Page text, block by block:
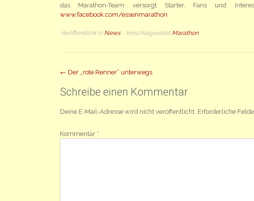
das Marathon-Team versorgt Starter, Fans und
www.facebook.com/essenmarathon
Veröffentlicht in News Verschlagwortet Marathon
Beitrag
Navigation
← Der „rote Renner“ unterwegs
Schreibe einen Kommentar
Deine E-Mail-Adresse wird nicht veröffentlicht. Erforderliche
Kommentar *